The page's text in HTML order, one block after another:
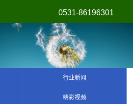
0531-86196301
行业新闻
精彩视频